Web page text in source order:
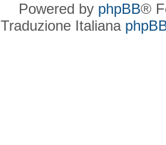
Powered by phpBB®
Traduzione Italiana